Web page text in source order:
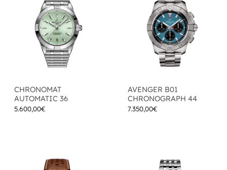
CHRONOMAT
AUTOMATIC 36
5.600,00€
AVENGER B01
CHRONOGRAPH 44
7.350,00€